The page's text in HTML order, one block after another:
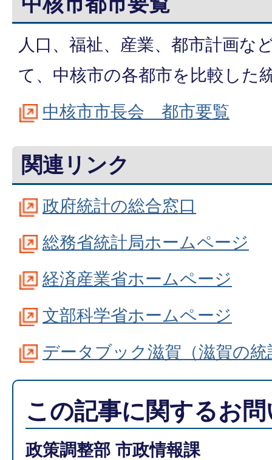
人口、福祉、産業、都市計画な
て、中核市の各都市を比較した
中核市市長会 都市要覧
関連リンク
政府統計の総合窓口
総務省統計局ホームページ
経済産業省ホームページ
文部科学省ホームページ
データブック滋賀（滋賀の統
この記事に関するお
政策調整部 市政情報課